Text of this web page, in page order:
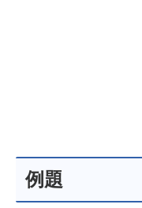
例題